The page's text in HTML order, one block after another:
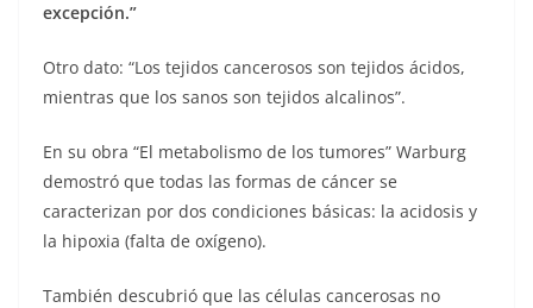
excepción.”
Otro dato: “Los tejidos cancerosos son tejidos ácidos,
mientras que los sanos son tejidos alcalinos”.
En su obra “El metabolismo de los tumores” Warburg
demostró que todas las formas de cáncer se
caracterizan por dos condiciones básicas: la acidosis y
la hipoxia (falta de oxígeno).
También descubrió que las células cancerosas no